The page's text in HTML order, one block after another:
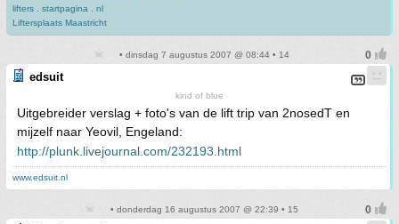
lifters . startpagina . nl
Liftersplaats Maastricht
• dinsdag 7 augustus 2007 @ 08:44 • 14
edsuit
kind of blue
Uitgebreider verslag + foto's van de lift trip van 2nosedT en
mijzelf naar Yeovil, Engeland:
http://plunk.livejournal.com/232193.html
www.edsuit.nl
• donderdag 16 augustus 2007 @ 22:39 • 15